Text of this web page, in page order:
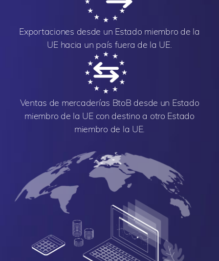
Exportaciones desde un Estado miembro de la
UE hacia un país fuera de la UE.
Ventas de mercaderías BtoB desde un Estado
miembro de la UE con destino a otro Estado
miembro de la UE.